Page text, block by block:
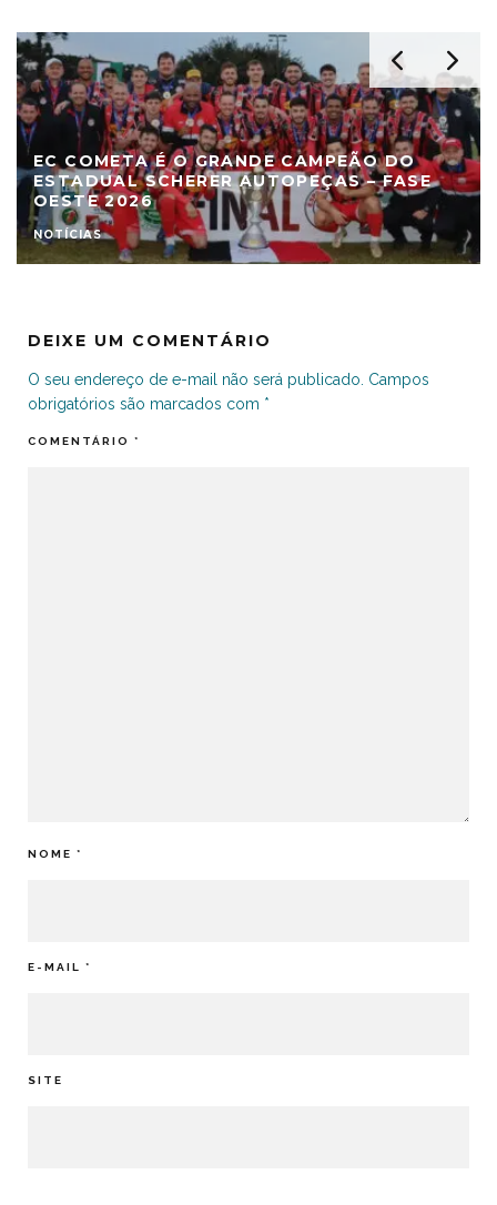
EC COMETA É O GRANDE CAMPEÃO DO
ESTADUAL SCHERER AUTOPEÇAS – FASE
OESTE 2026
NOTÍCIAS
DEIXE UM COMENTÁRIO
O seu endereço de e-mail não será publicado. Campos
obrigatórios são marcados com *
COMENTÁRIO *
NOME *
E-MAIL *
SITE